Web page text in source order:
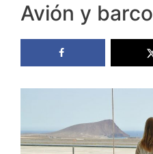
Avión y barco